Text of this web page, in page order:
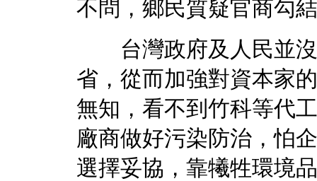
不問，鄉民質疑官商勾
台灣政府及人民並沒
省，從而加強對資本家
無知，看不到竹科等代
廠商做好污染防治，怕
選擇妥協，靠犧牲環境